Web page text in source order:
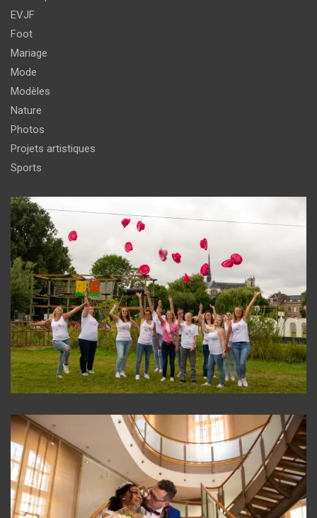
EVJF
Foot
Mariage
Mode
Modèles
Nature
Photos
Projets artistiques
Sports